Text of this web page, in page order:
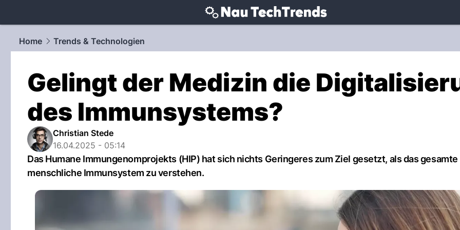
techtrends.NAU.ch
Home
Trends & Technologien
Gelingt der Medizin die
des Immunsystems?
Christian Stede
16.04.2025 - 05:14
Das Humane Immungenomprojekts (HIP) hat sich nichts Geringeres zum Ziel gesetzt, als das gesamte
menschliche Immunsystem zu verstehen.